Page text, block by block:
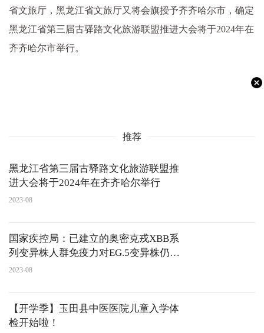
省文旅厅，黑龙江省文旅厅又将会旗授予齐齐哈尔市，确定
黑龙江省第三届古驿路文化旅游联盟推进大会将于2024年在
齐齐哈尔市举行。
推荐
黑龙江省第三届古驿路文化旅游联盟推
进大会将于2024年在齐齐哈尔举行
2023-08
国家疾控局：已建立的奥密克戎XBB系
列变异株人群免疫力对EG.5变异株仍具
有免疫保护作用
2023-08
【开学季】玉田县中医医院儿童入学体
检开始啦！